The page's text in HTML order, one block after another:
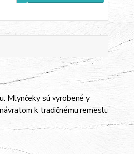
Mlynčeky sú vyrobené y
k tradičnému remeslu